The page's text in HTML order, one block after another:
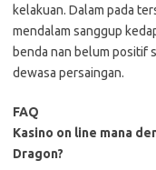
kelakuan. Dalam pada
mendalam sanggup
benda nan belum positif
dewasa persaingan.
FAQ
Kasino on line mana
Dragon?